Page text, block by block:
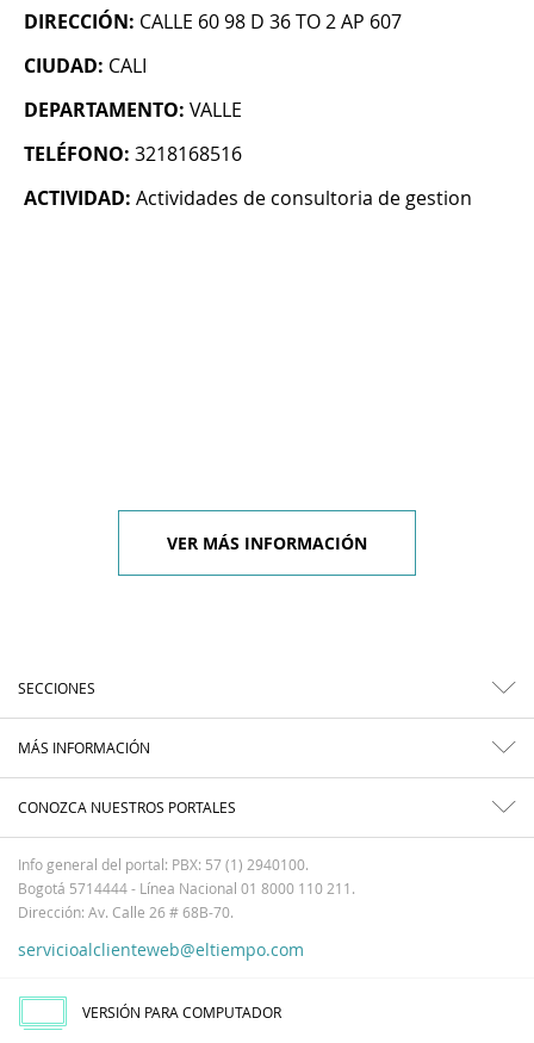
DIRECCIÓN: CALLE 60 98 D 36 TO 2 AP 607
CIUDAD: CALI
DEPARTAMENTO: VALLE
TELÉFONO: 3218168516
ACTIVIDAD: Actividades de consultoria de gestion
VER MÁS INFORMACIÓN
SECCIONES
MÁS INFORMACIÓN
CONOZCA NUESTROS PORTALES
Info general del portal: PBX: 57 (1) 2940100.
Bogotá 5714444 - Línea Nacional 01 8000 110 211.
Dirección: Av. Calle 26 # 68B-70.
servicioalclienteweb@eltiempo.com
VERSIÓN PARA COMPUTADOR